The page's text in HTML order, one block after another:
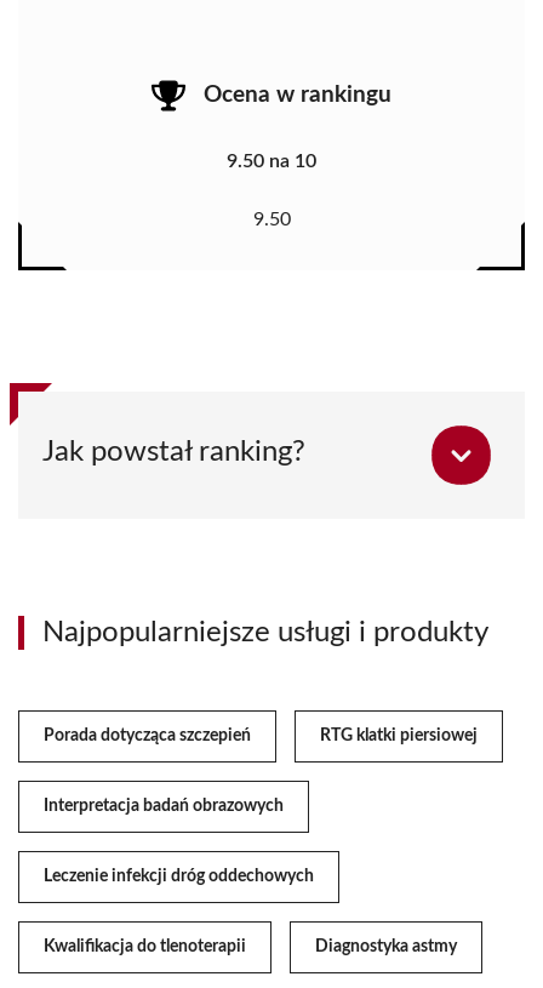
Ocena w rankingu
9.50 na 10
9.50
Jak powstał ranking?
Najpopularniejsze usługi i produkty
Porada dotycząca szczepień RTG klatki piersiowej
Interpretacja badań obrazowych
Leczenie infekcji dróg oddechowych
Kwalifikacja do tlenoterapii Diagnostyka astmy